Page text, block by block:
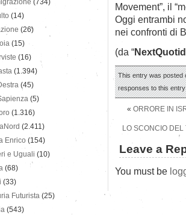
Movement”, il
Oggi entrambi
nei confronti di
(da “
This entry was posted
responses to this
« ORRORE IN
LO SCONCIO
Leave a
You must be
(734)
(14)
(26)
(15)
(16)
(1.394)
(45)
(5)
(1.316)
(2.411)
Enrico (154)
e Uguali (10)
(68)
(33)
Futurista (25)
(543)